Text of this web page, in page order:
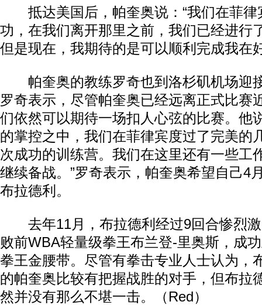
抵达美国后，帕奎奥说：“我们在菲律
功，在我们离开那里之前，我们已经进行
但是现在，我期待的是可以顺利完成我在
帕奎奥的教练罗奇也到洛杉矶机场迎
罗奇表示，尽管帕奎奥已经远离正式比赛
们依然可以期待一场扣人心弦的比赛。他
的掌控之中，我们在菲律宾度过了完美的
次成功的训练营。我们在这里还有一些工
继续备战。”罗奇表示，帕奎奥希望自己4
布拉德利。
去年11月，布拉德利经过9回合惨烈激
败前WBA轻量级拳王布兰登-里奥斯，成
拳王金腰带。尽管有拳击专业人士认为，
的帕奎奥比较有把握战胜的对手，但布拉
然并没有那么不堪一击。（Red）